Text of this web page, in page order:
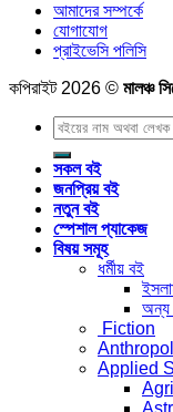
আমাদের সম্পর্কে
যোগাযোগ
প্রাইভেসি পলিসি
কপিরাইট 2026 © মালঞ্চ
Search
for:
সকল বই
জনপ্রিয় বই
নতুন বই
স্পেশাল প্যাকেজ
বিষয় সমূহ
ধর্মীয় বই
অন্য
Fiction
Applied